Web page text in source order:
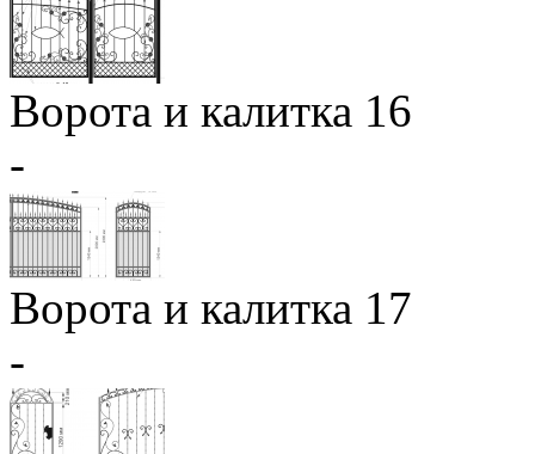
Ворота и калитка 16
-
Ворота и калитка 17
-